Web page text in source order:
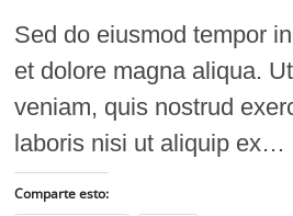
Sed do eiusmod tempor
et dolore magna aliqua.
veniam, quis nostrud
laboris nisi ut aliquip ex…
Comparte esto: